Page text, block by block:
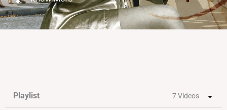
Playlist 7 Videos